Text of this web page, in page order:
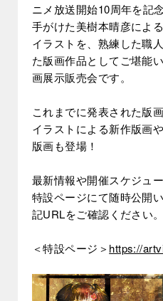
ニメ放送開始10周年を記
手がけた美樹本晴彦によ
イラストを、熟練した職
た版画作品としてご堪能
画展示販売会です。
これまでに発表された版
イラストによる新作版画
版画も登場！
最新情報や開催スケジュ
特設ページにて随時公開
記URLをご確認ください。
＜特設ページ＞ https://